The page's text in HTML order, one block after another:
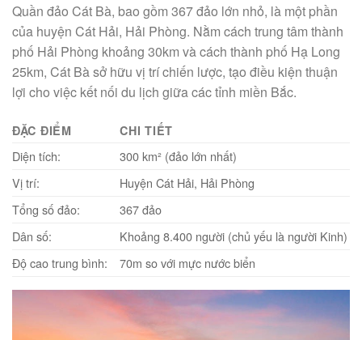
Quần đảo Cát Bà, bao gồm 367 đảo lớn nhỏ, là một phần
của huyện Cát Hải, Hải Phòng. Nằm cách trung tâm thành
phố Hải Phòng khoảng 30km và cách thành phố Hạ Long
25km, Cát Bà sở hữu vị trí chiến lược, tạo điều kiện thuận
lợi cho việc kết nối du lịch giữa các tỉnh miền Bắc.
ĐẶC ĐIỂM CHI TIẾT
Diện tích:
‎300 km² (đảo lớn nhất)
Vị trí:
‎Huyện Cát Hải, Hải Phòng
Tổng số đảo‎:
367 đảo
Dân số:
Khoảng 8.400 người (chủ yếu là người Kinh)
Độ cao trung bình:
70m so với mực nước biển